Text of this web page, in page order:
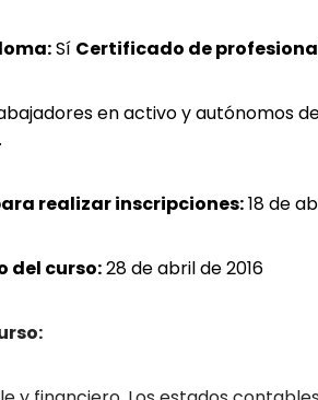
Sí Certificado de
en activo y autónomos
realizar inscripciones:18 de
del curso:28 de abril de 2016